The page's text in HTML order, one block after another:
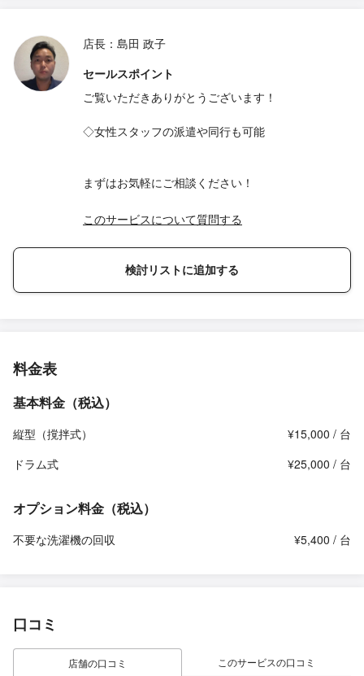
店長：島田 政子
セールスポイント
ご覧いただきありがとうございます！
◇女性スタッフの派遣や同行も可能
まずはお気軽にご相談ください！
このサービスについて質問する
検討リストに追加する
料金表
基本料金（税込）
縦型（撹拌式）
¥15,000 / 台
ドラム式
¥25,000 / 台
オプション料金（税込）
不要な洗濯機の回収 ¥5,400 / 台
口コミ
店舗の口コミ このサービスの口コミ